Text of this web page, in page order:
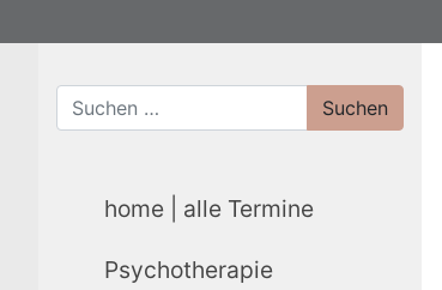
Suche nach:
home | alle Termine
Psychotherapie